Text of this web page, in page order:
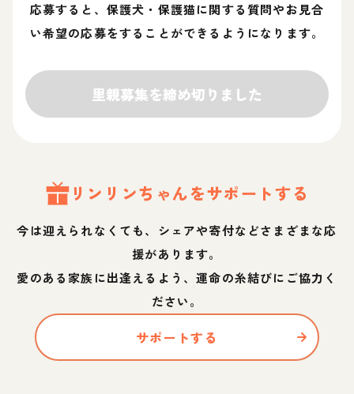
応募すると、保護犬・保護猫に関する質問やお見合
い希望の応募をすることができるようになります。
里親募集を締め切りました
リンリンちゃんをサポートする
今は迎えられなくても、シェアや寄付などさまざまな応
援があります。
愛のある家族に出逢えるよう、運命の糸結びにご協力く
ださい。
サポートする